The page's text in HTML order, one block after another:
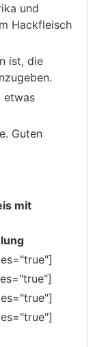
und
Hackfleisch
ist, die
etwas
Guten
mit